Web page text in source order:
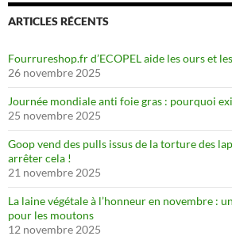
ARTICLES RÉCENTS
Fourrureshop.fr d’ECOPEL aide les ours et
26 novembre 2025
Journée mondiale anti foie gras : pourquoi
25 novembre 2025
Goop vend des pulls issus de la torture des
arrêter cela !
21 novembre 2025
La laine végétale à l’honneur en novembre :
pour les moutons
12 novembre 2025